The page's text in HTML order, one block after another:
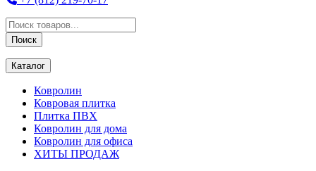
Поиск
товаров
Поиск
Каталог
Ковролин
Ковровая плитка
Плитка ПВХ
Ковролин для дома
Ковролин для офиса
ХИТЫ ПРОДАЖ